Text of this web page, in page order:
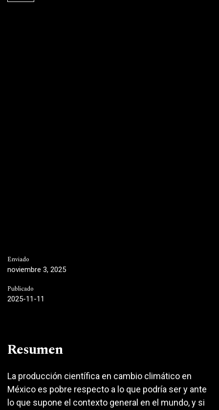
Enviado
noviembre 3, 2025
Publicado
2025-11-11
Resumen
La producción científica en cambio climático en
México es pobre respecto a lo que podría ser y ante
lo que supone el contexto general en el mundo, y si